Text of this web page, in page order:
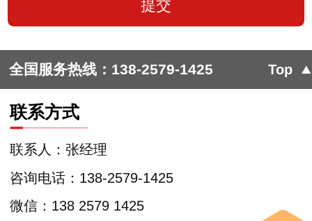
全国服务热线： 138-2579-1425 Top
联系方式
咨询电话：138-2579-1425
联系人：张经理
微信：138 2579 1425